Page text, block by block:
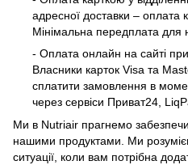
адресної доставки – оплата
Мінімальна передплата для
- Оплата онлайн на сайті
Власники карток Visa та
сплатити замовлення в
через сервіси Приват24,
Ми в Nutriair прагнемо
нашими продуктами. Ми
ситуації, коли вам потрібна